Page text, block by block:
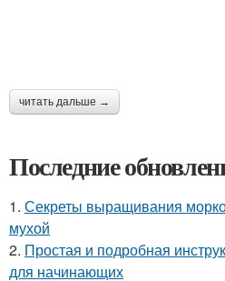
читать дальше →
Последние
1. Секреты выращивания
мухой
2. Простая и подробная
для начинающих